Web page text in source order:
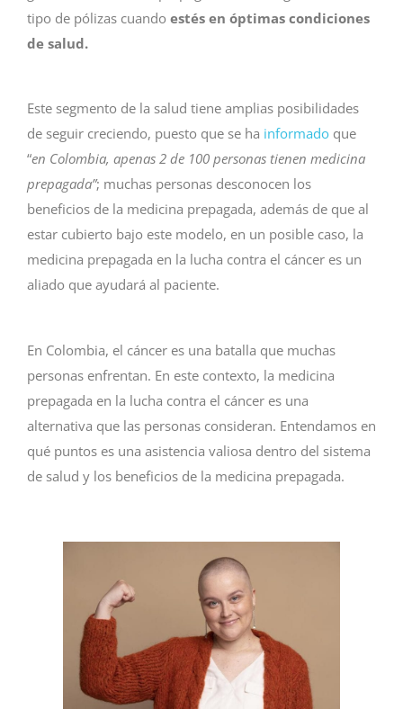
tipo de pólizas cuando estés en óptimas condiciones
de salud.
Este segmento de la salud tiene amplias posibilidades
de seguir creciendo, puesto que se ha informado que
“en Colombia, apenas 2 de 100 personas tienen medicina
prepagada”; muchas personas desconocen los
beneficios de la medicina prepagada, además de que al
estar cubierto bajo este modelo, en un posible caso, la
medicina prepagada en la lucha contra el cáncer es un
aliado que ayudará al paciente.
En Colombia, el cáncer es una batalla que muchas
personas enfrentan. En este contexto, la medicina
prepagada en la lucha contra el cáncer es una
alternativa que las personas consideran. Entendamos en
qué puntos es una asistencia valiosa dentro del sistema
de salud y los beneficios de la medicina prepagada.